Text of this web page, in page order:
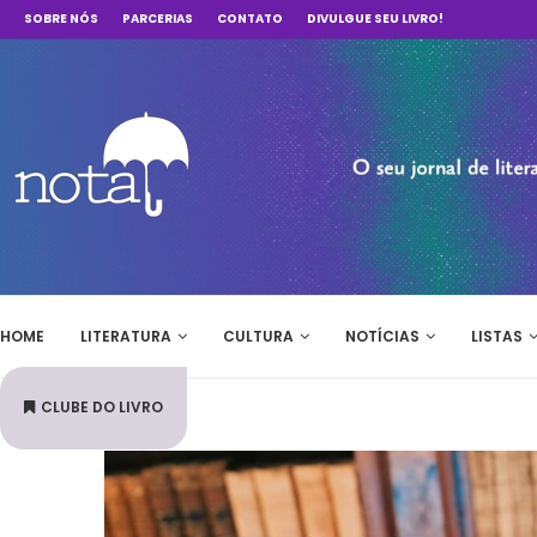
SOBRE NÓS PARCERIAS CONTATO DIVULGUE SEU LIVRO!
HOME LITERATURA CULTURA NOTÍCIAS LISTAS
CLUBE DO LIVRO